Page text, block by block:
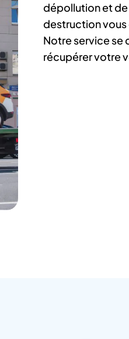
dépollution et
destruction vous
Notre service se
récupérer votre